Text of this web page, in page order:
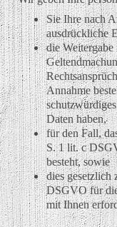
Sie Ihre nach
ausdrückliche
die
Annahme
Daten haben,
für den Fall,
S. 1 lit. c
besteht, sowie
dies gesetzlich
DSGVO für
mit Ihnen